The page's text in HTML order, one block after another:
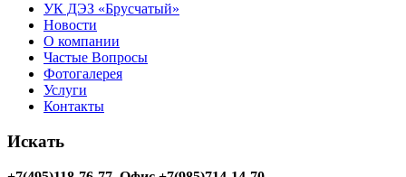
УК ДЭЗ «Брусчатый»
Новости
О компании
Частые Вопросы
Фотогалерея
Услуги
Контакты
Искать